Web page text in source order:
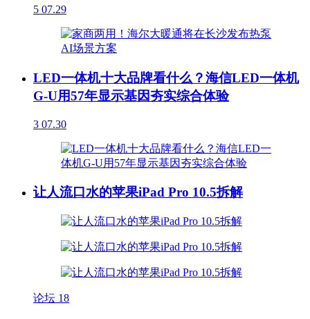
5 07.29
LED一体机十大品牌看什么？海信LED一体机
G-U用57年显示基因夯实综合体验
3 07.30
让人流口水的苹果iPad Pro 10.5拆解
论坛 18